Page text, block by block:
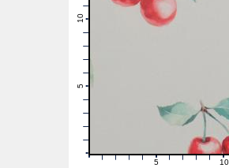
10
11
1 2 3 4 6 7 8 9 10